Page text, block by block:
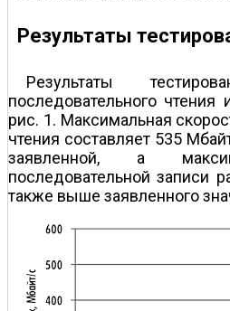
Результаты
Результаты
последовательного
рис. 1. Максимальная
чтения составляет 535
заявленной, а
последовательной записи
также выше заявленного